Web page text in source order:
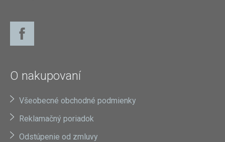
O nakupovaní
Všeobecné obchodné podmienky
Reklamačný poriadok
Odstúpenie od zmluvy